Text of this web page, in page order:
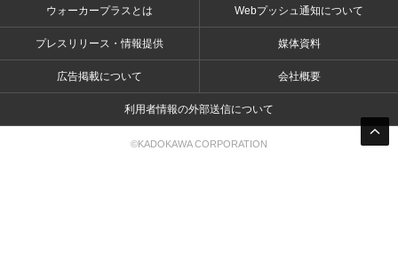
ウォーカープラスとは Webプッシュ通知について
プレスリリース・情報提供 媒体資料
広告掲載について 会社概要
利用者情報の外部送信について
©KADOKAWA CORPORATION